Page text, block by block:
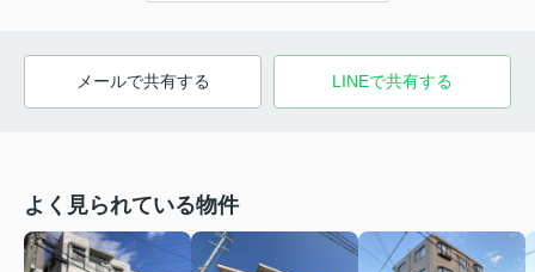
メールで共有する LINEで共有する
よく見られている物件